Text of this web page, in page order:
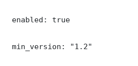
enabled: true
min_version: "1.2"